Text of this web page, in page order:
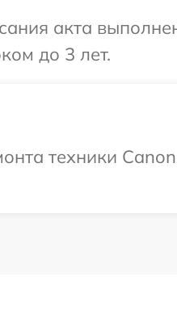
акта
до 3 лет.
техники